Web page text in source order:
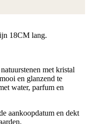
18CM lang.
met kristal
en glanzend te
water, parfum en
aankoopdatum en dekt